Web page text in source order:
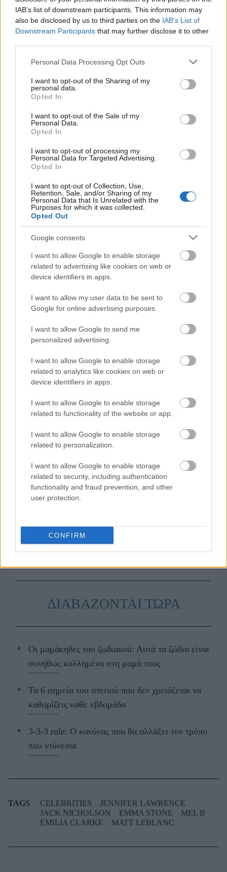
IAB’s list of downstream participants. This information may
also be disclosed by us to third parties on the IAB’s List of
Downstream Participants that may further disclose it to other
Please note that this website/app uses one or more Google
not limited to your visit or usage behaviour. You may click to
grant or deny consent to Google and its third-party tags to
use your data for below specified purposes in below Google
consent section.
Personal Data Processing Opt Outs
I want to opt-out of the Sharing of my
personal data.
Opted In
I want to opt-out of the Sale of my
Personal Data.
Opted In
I want to opt-out of processing my
Personal Data for Targeted Advertising.
Opted In
I want to opt-out of Collection, Use,
Retention, Sale, and/or Sharing of my
Personal Data that Is Unrelated with the
Purposes for which it was collected.
Opted Out
Google consents
I want to allow Google to enable storage
related to advertising like cookies on web or
device identifiers in apps.
I want to allow my user data to be sent to
Google for online advertising purposes.
I want to allow Google to send me
personalized advertising.
I want to allow Google to enable storage
related to analytics like cookies on web or
device identifiers in apps.
I want to allow Google to enable storage
related to functionality of the website or app.
I want to allow Google to enable storage
related to personalization.
I want to allow Google to enable storage
related to security, including authentication
functionality and fraud prevention, and other
user protection.
CONFIRM
Zoe Kravitz και Lisa Bonet Όχι, δεν έχετε
παραισθήσεις. Πρόκειται για δύο
διαφορετικές γυναίκες.
Μάθε τώρα όλα τα νέα για τα
αγαπημένα σου διάσημα πρόσωπα.
ΔΙΑΒΑΖΟΝΤΑΙ ΤΩΡΑ
Οι μαμάκηδες του ζωδιακού: Αυτά τα ζώδια είναι
συνήθως κολλημένα στη μαμά τους
Τα 6 σημεία του σπιτιού που δεν χρειάζεται να
καθαρίζεις κάθε εβδομάδα
3-3-3 rule: Ο κανόνας που θα αλλάξει τον τρόπο
που ντύνεσαι
TAGS CELEBRITIES
JENNIFER LAWRENCE
JACK NICHOLSON
EMMA STONE
MEL B
EMILIA CLARKE
MATT LEBLANC